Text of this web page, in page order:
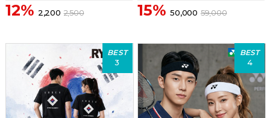
12% 2,200 2,500 15% 50,000 59,000
BEST
3
BEST
4